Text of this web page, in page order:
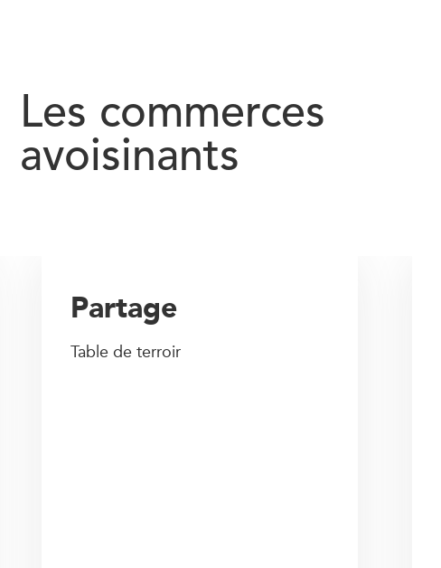
Les commerces
avoisinants
Partage
Table de terroir